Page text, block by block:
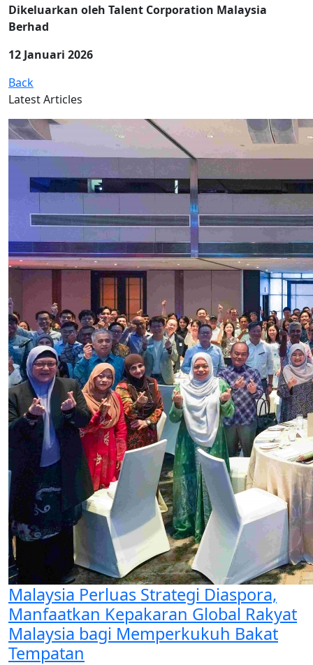
Dikeluarkan oleh Talent Corporation Malaysia
Berhad
12 Januari 2026
Back
Latest Articles
Malaysia Perluas Strategi Diaspora,
Manfaatkan Kepakaran Global Rakyat
Malaysia bagi Memperkukuh Bakat
Tempatan